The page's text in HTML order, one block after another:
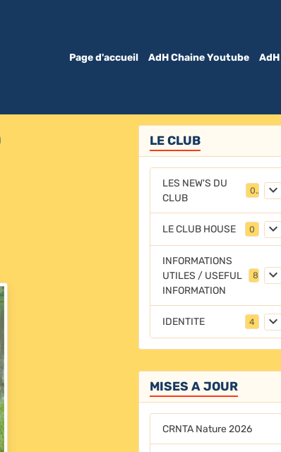
Page d'accueil AdH Chaine Youtube
LE CLUB
LES NEW'S DU
CLUB
0
LE CLUB HOUSE 0
INFORMATIONS
UTILES / USEFUL
INFORMATION
IDENTITE 4
MISES A JOUR
CRNTA Nature 2026